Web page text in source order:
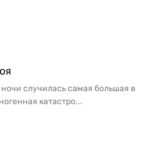
ночи случилась самая большая в
катастро...